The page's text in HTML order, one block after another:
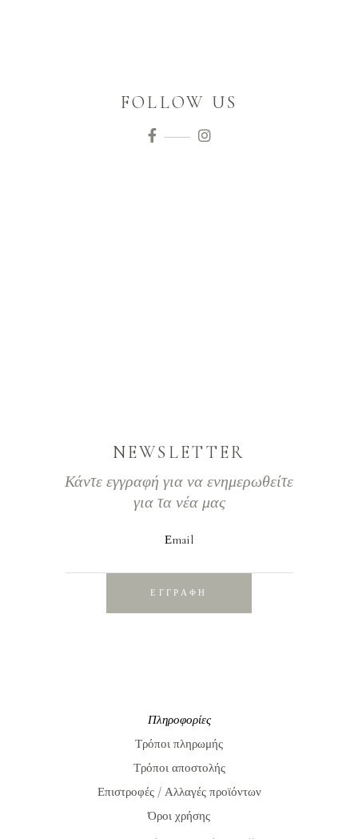
FOLLOW US
NEWSLETTER
Κάντε εγγραφή για να ενημερωθείτε
για τα νέα μας
Εmail
ΕΓΓΡΑΦΗ
Πληροφορίες
Τρόποι πληρωμής
Τρόποι αποστολής
Επιστροφές / Αλλαγές προϊόντων
Όροι χρήσης